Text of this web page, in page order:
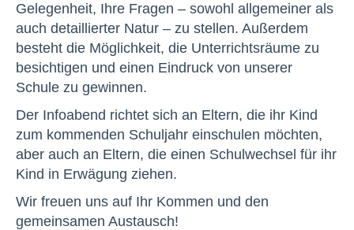
Gelegenheit, Ihre Fragen – sowohl allgemeiner als
auch detaillierter Natur – zu stellen. Außerdem
besteht die Möglichkeit, die Unterrichtsräume zu
besichtigen und einen Eindruck von unserer
Schule zu gewinnen.
Der Infoabend richtet sich an Eltern, die ihr Kind
zum kommenden Schuljahr einschulen möchten,
aber auch an Eltern, die einen Schulwechsel für ihr
Kind in Erwägung ziehen.
Wir freuen uns auf Ihr Kommen und den
gemeinsamen Austausch!